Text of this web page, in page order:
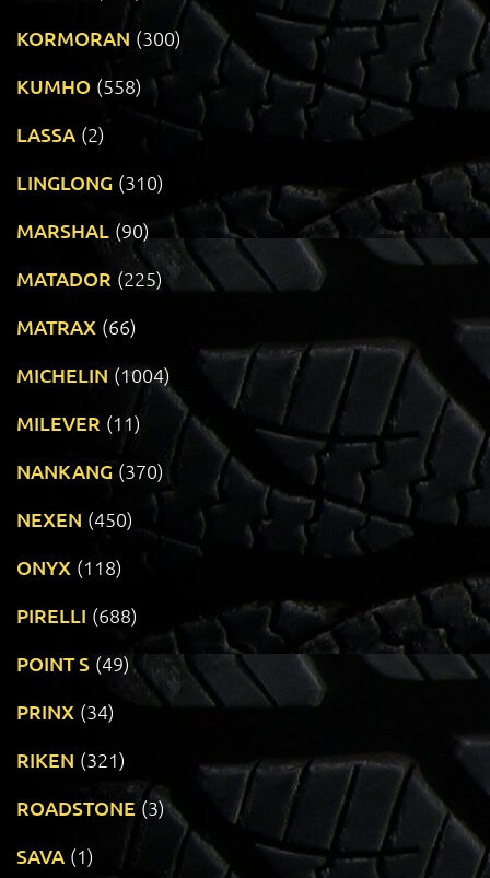
KORMORAN (300)
KUMHO (558)
LASSA (2)
LINGLONG (310)
MARSHAL (90)
MATADOR (225)
MATRAX (66)
MICHELIN (1004)
MILEVER (11)
NANKANG (370)
NEXEN (450)
ONYX (118)
PIRELLI (688)
POINT S (49)
PRINX (34)
RIKEN (321)
ROADSTONE (3)
SAVA (1)